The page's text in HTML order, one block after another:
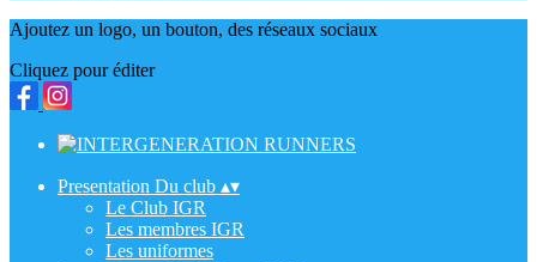
Ajoutez un logo, un bouton, des réseaux sociaux
Cliquez pour éditer
Presentation Du club ▴▾
Le Club IGR
Les membres IGR
Les uniformes